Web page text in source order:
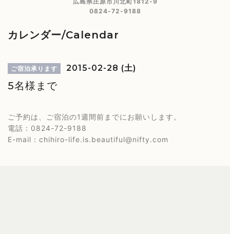
0824-72-9188
カレンダー/Calendar
ご宿泊承ります 2015-02-28 (土)
5名様まで
ご予約は、ご宿泊の1週間前までにお願いします。
電話：0824-72-9188
E-mail：chihiro-life.is.beautiful@nifty.com